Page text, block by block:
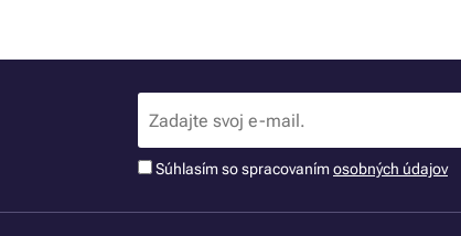
Súhlasím so spracovanímosobných údajov